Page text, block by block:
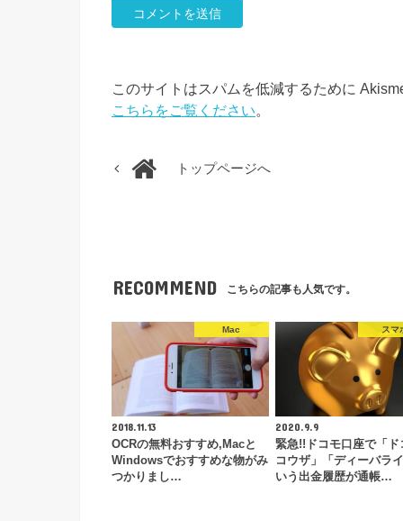
このサイトはスパムを低減するために
こちらをご覧ください。
トップページへ
RECOMMEND こちらの記事も人気です。
Mac
2018.11.13
OCRの無料おすすめ,Macと
Windowsでおすすめな物がみ
つかりまし…
スマ
2020.9.9
緊急!!ドコモ口座で「ド
コウザ」「ディーバラ
いう出金履歴が通帳…